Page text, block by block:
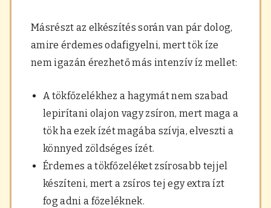
Másrészt az elkészítés során van pár dolog,
amire érdemes odafigyelni, mert tök íze
nem igazán érezhető más intenzív íz mellet:
A tökfőzelékhez a hagymát nem szabad
lepirítani olajon vagy zsíron, mert maga a
tök ha ezek ízét magába szívja, elveszti a
könnyed zöldséges ízét.
Érdemes a tökfőzeléket zsírosabb tejjel
készíteni, mert a zsíros tej egy extra ízt
fog adni a főzeléknek.